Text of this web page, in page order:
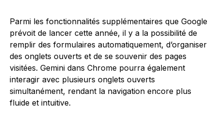
Parmi les fonctionnalités supplémentaires que Google
prévoit de lancer cette année, il y a la possibilité de
remplir des formulaires automatiquement, d’organiser
des onglets ouverts et de se souvenir des pages
visitées. Gemini dans Chrome pourra également
interagir avec plusieurs onglets ouverts
simultanément, rendant la navigation encore plus
fluide et intuitive.